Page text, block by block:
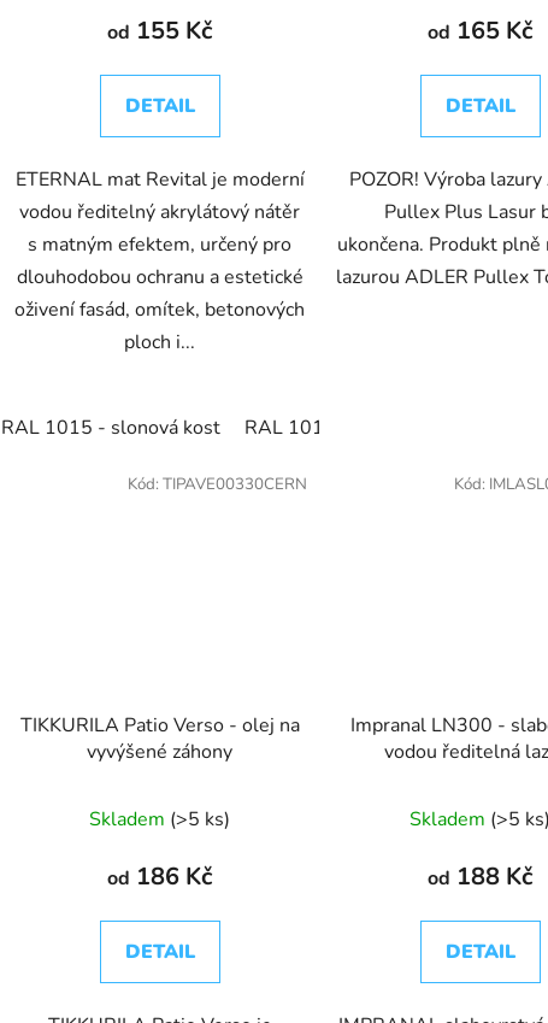
od 155 Kč
DETAIL
ETERNAL mat Revital je moderní
vodou ředitelný akrylátový nátěr
s matným efektem, určený pro
dlouhodobou ochranu a estetické
oživení fasád, omítek, betonových
ploch i...
RAL 1015 - slonová kost RAL 1019 - šedobéžová
od 165 Kč
DETAIL
POZOR! Výroba lazury
Pullex Plus Lasur
ukončena. Produkt plně
lazurou ADLER Pullex
TIKKURILA Patio Verso - olej na
vyvýšené záhony
Skladem (>5 ks)
od 186 Kč
DETAIL
Kód: TIPAVE00330CERN
Impranal LN300 -
vodou ředitelná
Skladem (>5 ks)
od 188 Kč
DETAIL
Kód: